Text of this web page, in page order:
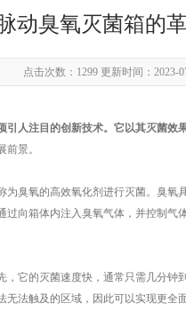
动臭氧灭菌箱的
点击次数：1299 更新时间：2023-
引人注目的创新技术。它以其灭菌效
景。
臭氧的高效氧化剂进行灭菌。臭氧
向箱体内注入臭氧气体，并控制气
它的灭菌速度快，通常只需几分钟
法触及的区域，因此可以实现更全